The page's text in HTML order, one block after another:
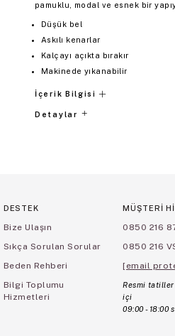
pamuklu, modal ve esnek bir
Düşük bel
Askılı kenarlar
Kalçayı açıkta bırakır
Makinede yıkanabilir
İçerik Bilgisi
Detaylar
DESTEK
Bize Ulaşın
Sıkça Sorulan Sorular
Beden Rehberi
Bilgi Toplumu
Hizmetleri
MÜŞTERİ
0850 216
0850 216
[email
Resmi
içi
09:00 - 18:00